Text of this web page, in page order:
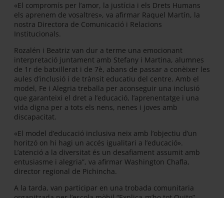
«El compromís per l’amor, la justícia i els Drets Humans
els aprenem de vosaltres», va afirmar Raquel Martín, la
nostra Directora de Comunicació i Relacions
Institucionals.
Rozalén i Beatriz van dur a terme una emocionant
interpretació juntament amb Stefany i Martina, alumnes
de 1r de batxillerat i de 7è, abans de passar a conèixer les
aules d’inclusió i de trànsit educatiu del centre. Amb el
model, Fe i Alegria treballa per aconseguir una inclusió
que garanteixi el dret a l’educació, l’aprenentatge i una
vida digna per a tots els nens, nenes i joves amb
discapacitat.
«El model d’educació inclusiva neix amb l’objectiu d’un
horitzó on hi hagi un accés igualitari a l’educació».
L’atenció a la diversitat és un desafiament assumit amb
entusiasme i alegria”, va afirmar Washington Chafla,
director regional de Pichincha.
A la tarda, van participar en una trobada comunitaria